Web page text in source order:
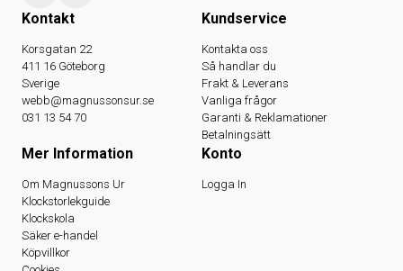
Kontakt
Korsgatan 22
411 16 Göteborg
Sverige
webb@magnussonsur.se
031 13 54 70
Kundservice
Kontakta oss
Så handlar du
Frakt & Leverans
Vanliga frågor
Garanti & Reklamationer
Betalningsätt
Mer Information
Om Magnussons Ur
Klockstorlekguide
Klockskola
Säker e-handel
Köpvillkor
Konto
Logga In